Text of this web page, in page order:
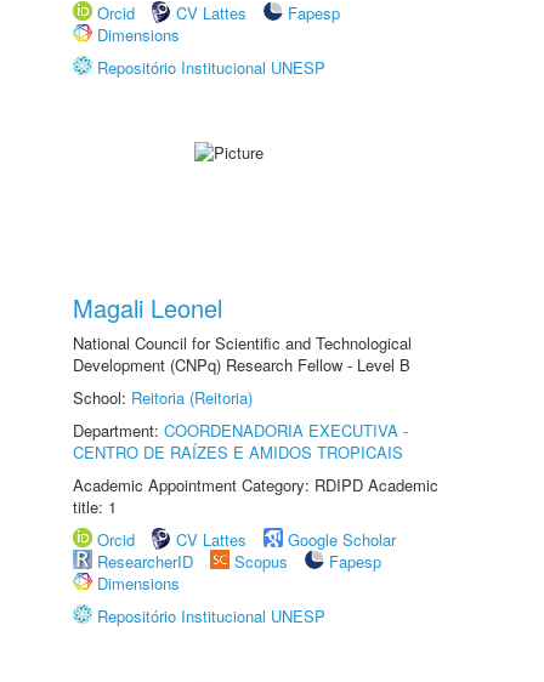
Orcid
CV Lattes
Fapesp
Dimensions
Repositório Institucional UNESP
Magali Leonel
National Council for Scientific and Technological
Development (CNPq) Research Fellow - Level B
School: Reitoria (Reitoria)
Department: COORDENADORIA EXECUTIVA -
CENTRO DE RAÍZES E AMIDOS TROPICAIS
Academic Appointment Category: RDIPD Academic
title: 1
Orcid
CV Lattes
Google Scholar
ResearcherID
Scopus
Fapesp
Dimensions
Repositório Institucional UNESP